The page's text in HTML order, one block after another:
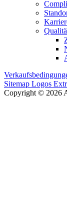
Sitemap Logos
Copyright © 2026